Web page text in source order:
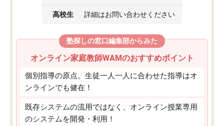
高校生 詳細はお問い合わせください
塾探しの窓口編集部からみた
オンライン家庭教師WAMのおすすめポイント
個別指導の原点。生徒一人一人に合わせた指導はオ
ンラインでも健在！
既存システムの流用ではなく、オンライン授業専用
のシステムを開発・利用！